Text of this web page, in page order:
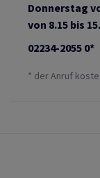
Donnerstag
von 8.15 bis
02234-2055 0*
* der Anruf